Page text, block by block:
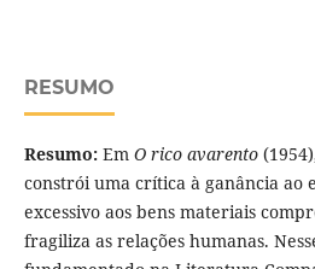
RESUMO
Resumo: Em O rico avarento
constrói uma crítica à ganância ao
excessivo aos bens materiais
fragiliza as relações humanas.